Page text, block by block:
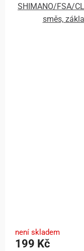
SHIMANO/FSA/
směs,
není skladem
199 Kč